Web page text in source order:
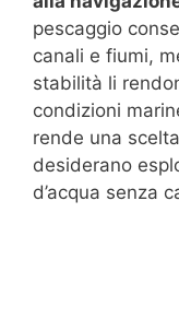
pescaggio
canali e fiumi,
stabilità li
condizioni
rende una
desiderano
d’acqua senza